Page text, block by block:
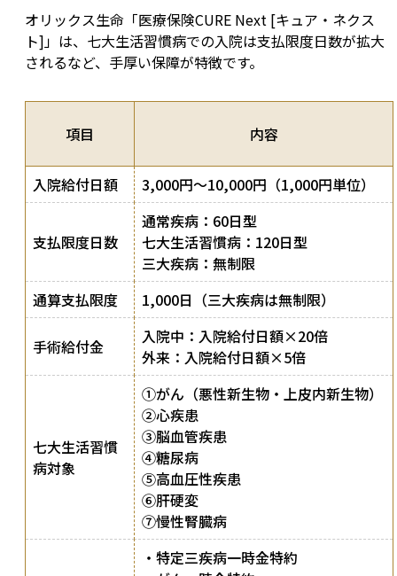
オリックス生命「医療保険CURE Next [キュア・ネクス
ト]」は、七大生活習慣病での入院は支払限度日数が拡大
されるなど、手厚い保障が特徴です。
項目 内容
入院給付日額 3,000円～10,000円（1,000円単位）
支払限度日数
通常疾病：60日型
七大生活習慣病：120日型
三大疾病：無制限
通算支払限度
1,000日（三大疾病は無制限）
手術給付金
入院中：入院給付日額×20倍
外来：入院給付日額×5倍
七大生活習慣
病対象
①がん（悪性新生物・上皮内新生物）
②心疾患
③脳血管疾患
④糖尿病
⑤高血圧性疾患
⑥肝硬変
⑦慢性腎臓病
・特定三疾病一時金特約